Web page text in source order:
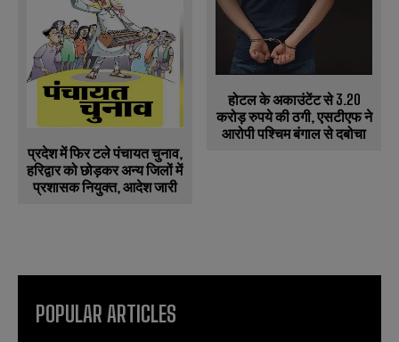
प्रदेश में फिर टले पंचायत चुनाव,
हरिद्वार को छोड़कर अन्य जिलों में
प्रशासक नियुक्त, आदेश जारी
होटल के अकाउंटेंट से 3.20
करोड़ रुपये की ठगी, एसटीएफ ने
आरोपी पश्चिम बंगाल से दबोचा
POPULAR ARTICLES